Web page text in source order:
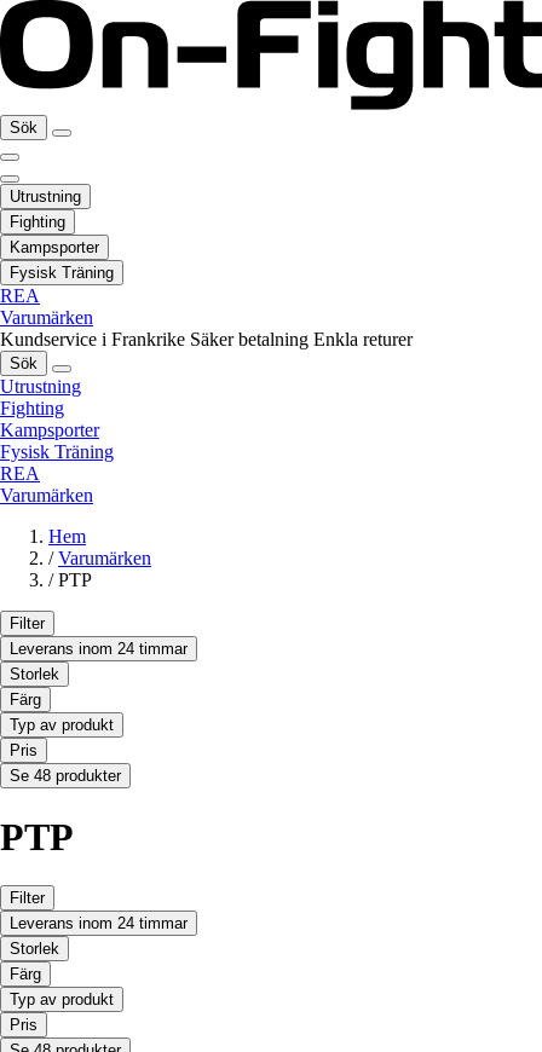
Sök
Utrustning
Fighting
Kampsporter
Fysisk Träning
REA
Varumärken
Kundservice i Frankrike Säker betalning Enkla returer
Sök
Utrustning
Fighting
Kampsporter
Fysisk Träning
REA
Varumärken
Hem
/ Varumärken
/ PTP
Filter
Leverans inom 24 timmar
Storlek
Färg
Typ av produkt
Pris
Se 48 produkter
PTP
Filter
Leverans inom 24 timmar
Storlek
Färg
Typ av produkt
Pris